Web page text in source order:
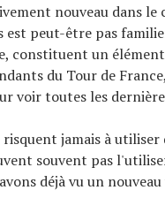
nouveau dans
est peut-être pas
constituent un
du Tour de
voir toutes les
risquent jamais à
souvent pas
déjà vu un